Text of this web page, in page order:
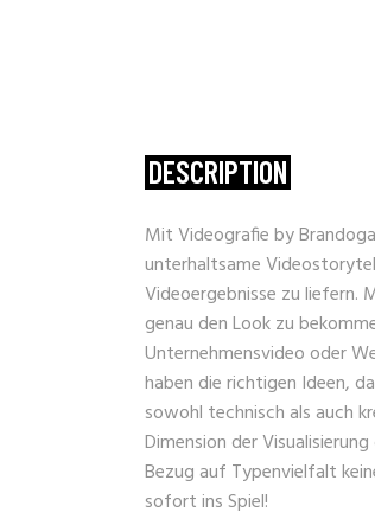
DESCRIPTION
Mit Videografie by
unterhaltsame
Videoergebnisse zu liefern.
genau den Look zu
Unternehmensvideo oder
haben die richtigen Ideen,
sowohl technisch als auch
Dimension der
Bezug auf Typenvielfalt
sofort ins Spiel!